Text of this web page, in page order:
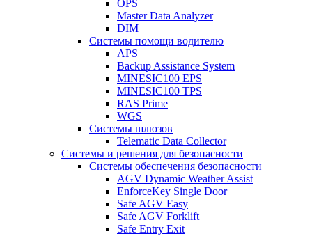
OPS
Master Data Analyzer
DIM
Системы помощи водителю
APS
Backup Assistance System
MINESIC100 EPS
MINESIC100 TPS
RAS Prime
WGS
Системы шлюзов
Telematic Data Collector
Системы и решения для безопасности
Системы обеспечения безопасности
AGV Dynamic Weather Assist
EnforceKey Single Door
Safe AGV Easy
Safe AGV Forklift
Safe Entry Exit